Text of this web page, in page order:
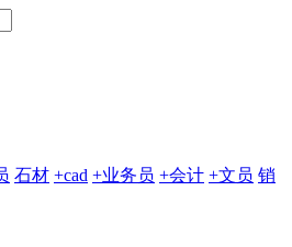
石材 +cad +业务员 +会计 +文员 销